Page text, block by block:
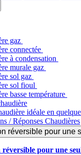
gaz
connectée
à condensation
murale gaz
sol gaz
sol fioul
basse température
idéale en
/ Réponses Chaudières
réversible pour une
pour une